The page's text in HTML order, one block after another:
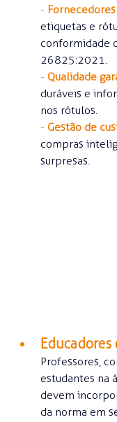
-
etiquetas e
conformidade
26825:2021.
- Qualidade
duráveis e
nos rótulos.
- Gestão de
compras
surpresas.
Educadores
Professores,
estudantes na
devem
da norma em